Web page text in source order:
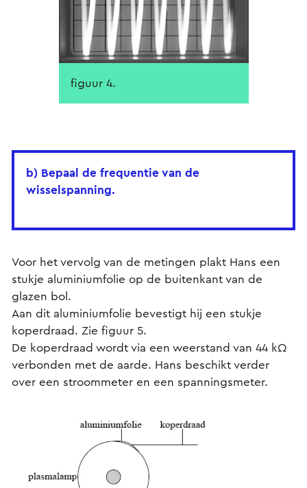
figuur 4.
b) Bepaal de frequentie van de
wisselspanning.
Voor het vervolg van de metingen plakt Hans een
stukje aluminiumfolie op de buitenkant van de
glazen bol.
Aan dit aluminiumfolie bevestigt hij een stukje
koperdraad. Zie figuur 5.
De koperdraad wordt via een weerstand van 44 kΩ
verbonden met de aarde. Hans beschikt verder
over een stroommeter en een spanningsmeter.